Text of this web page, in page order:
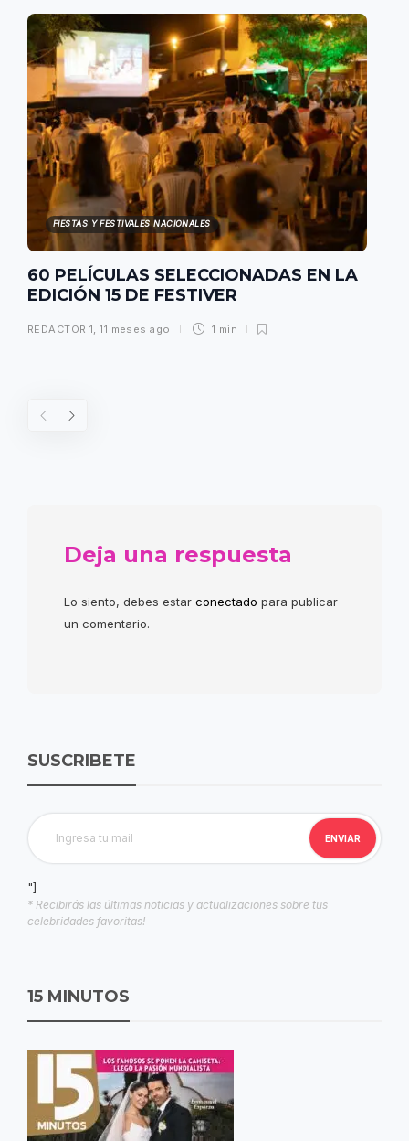
FIESTAS Y FESTIVALES NACIONALES
60 PELÍCULAS SELECCIONADAS EN LA
EDICIÓN 15 DE FESTIVER
REDACTOR 1,11 meses ago 1 min
Deja una respuesta
Lo siento, debes estar conectado para publicar
un comentario.
SUSCRIBETE
"]
* Recibirás las últimas noticias y actualizaciones sobre tus
celebridades favoritas!
15 MINUTOS